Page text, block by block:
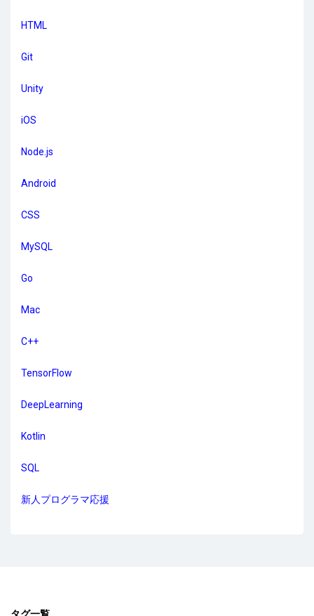
HTML
Git
Unity
iOS
Node.js
Android
CSS
MySQL
Go
Mac
C++
TensorFlow
DeepLearning
Kotlin
SQL
新人プログラマ応援
タグ一覧